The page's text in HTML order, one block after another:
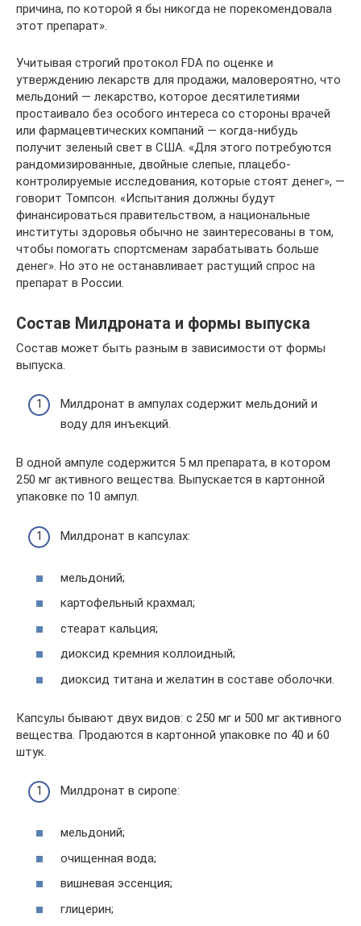
причина, по которой я бы никогда не порекомендовала
этот препарат».
Учитывая строгий протокол FDA по оценке и
утверждению лекарств для продажи, маловероятно, что
мельдоний — лекарство, которое десятилетиями
простаивало без особого интереса со стороны врачей
или фармацевтических компаний — когда-нибудь
получит зеленый свет в США. «Для этого потребуются
рандомизированные, двойные слепые, плацебо-
контролируемые исследования, которые стоят денег», —
говорит Томпсон. «Испытания должны будут
финансироваться правительством, а национальные
институты здоровья обычно не заинтересованы в том,
чтобы помогать спортсменам зарабатывать больше
денег». Но это не останавливает растущий спрос на
препарат в России.
Состав Милдроната и формы выпуска
Состав может быть разным в зависимости от формы
выпуска.
Милдронат в ампулах содержит мельдоний и
воду для инъекций.
В одной ампуле содержится 5 мл препарата, в котором
250 мг активного вещества. Выпускается в картонной
упаковке по 10 ампул.
Милдронат в капсулах:
мельдоний;
картофельный крахмал;
стеарат кальция;
диоксид кремния коллоидный;
диоксид титана и желатин в составе оболочки.
Капсулы бывают двух видов: с 250 мг и 500 мг активного
вещества. Продаются в картонной упаковке по 40 и 60
штук.
Милдронат в сиропе:
мельдоний;
очищенная вода;
вишневая эссенция;
глицерин;